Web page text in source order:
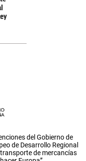
del Gobierno de
de Desarrollo Regional
de mercancías